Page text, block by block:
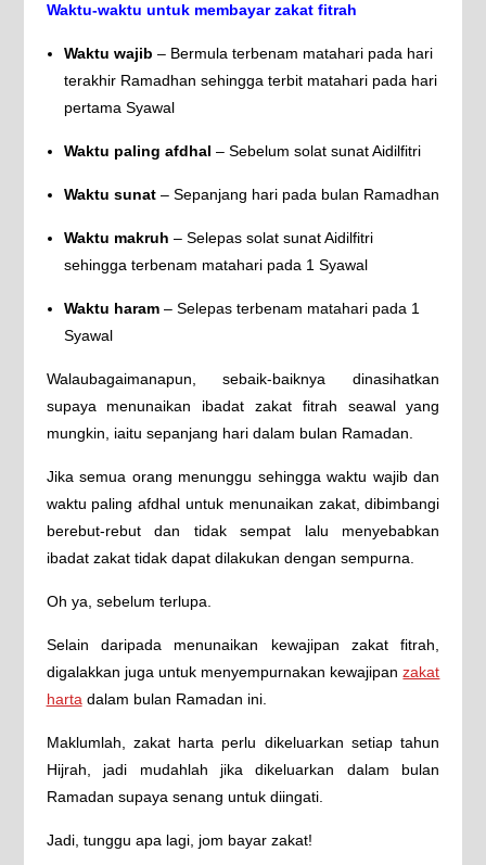
Waktu-waktu untuk membayar zakat fitrah
Waktu wajib – Bermula terbenam matahari pada hari
terakhir Ramadhan sehingga terbit matahari pada hari
pertama Syawal
Waktu paling afdhal – Sebelum solat sunat Aidilfitri
Waktu sunat– Sepanjang hari pada bulan Ramadhan
Waktu makruh – Selepas solat sunat Aidilfitri
sehingga terbenam matahari pada 1 Syawal
Waktu haram– Selepas terbenam matahari pada 1
Syawal
Walaubagaimanapun, sebaik-baiknya dinasihatkan
supaya menunaikan ibadat zakat fitrah seawal yang
mungkin, iaitu sepanjang hari dalam bulan Ramadan.
Jika semua orang menunggu sehingga waktu wajib dan
waktu paling afdhal untuk menunaikan zakat, dibimbangi
berebut-rebut dan tidak sempat lalu menyebabkan
ibadat zakat tidak dapat dilakukan dengan sempurna.
Oh ya, sebelum terlupa.
Selain daripada menunaikan kewajipan zakat fitrah,
digalakkan juga untuk menyempurnakan kewajipanzakat
harta dalam bulan Ramadan ini.
Maklumlah, zakat harta perlu dikeluarkan setiap tahun
Hijrah, jadi mudahlah jika dikeluarkan dalam bulan
Ramadan supaya senang untuk diingati.
Jadi, tunggu apa lagi, jom bayar zakat!